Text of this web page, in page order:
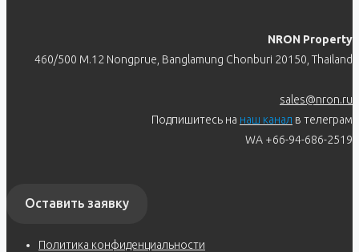
NRON Property
460/500 M.12 Nongprue, Banglamung Chonburi 20150, Thailand
sales@nron.ru
Подпишитесь на наш канал в телеграм
WA +66-94-686-2519
Оставить заявку
Политика конфиденциальности